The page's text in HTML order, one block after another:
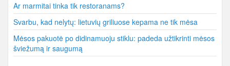
Ar marmitai tinka tik restoranams?
Svarbu, kad nelytų: lietuvių griliuose kepama ne tik mėsa
Mėsos pakuotė po didinamuoju stiklu: padeda užtikrinti mėsos
šviežumą ir saugumą